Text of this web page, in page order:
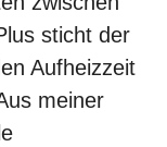
sticht der
Aufheizzeit
meiner